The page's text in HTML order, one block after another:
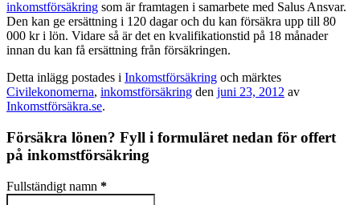
inkomstförsäkring som är framtagen i samarbete med Salus Ansvar.
Den kan ge ersättning i 120 dagar och du kan försäkra upp till 80
000 kr i lön. Vidare så är det en kvalifikationstid på 18 månader
innan du kan få ersättning från försäkringen.
Detta inlägg postades i Inkomstförsäkring och märktes
Civilekonomerna, inkomstförsäkring den juni 23, 2012 av
Inkomstförsäkra.se.
Försäkra lönen? Fyll i formuläret nedan för offert
på inkomstförsäkring
Fullständigt namn *